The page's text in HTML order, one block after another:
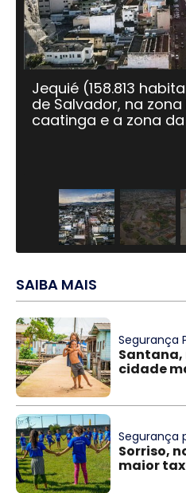
Jequié (158.813
de Salvador, na
caatinga e a zona
SAIBA MAIS
Segurança
Santana,
cidade
Segurança
Sorriso,
maior